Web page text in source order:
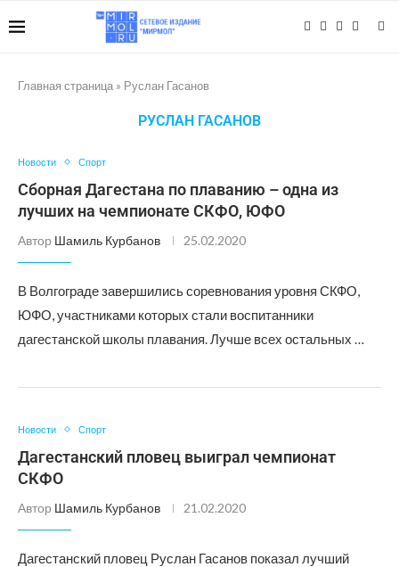
Главная страница » Руслан Гасанов
РУСЛАН ГАСАНОВ
Новости Спорт
Сборная Дагестана по плаванию – одна из
лучших на чемпионате СКФО, ЮФО
Автор Шамиль Курбанов 25.02.2020
В Волгограде завершились соревнования уровня СКФО,
ЮФО, участниками которых стали воспитанники
дагестанской школы плавания. Лучше всех остальных …
Новости Спорт
Дагестанский пловец выиграл чемпионат
СКФО
Автор Шамиль Курбанов 21.02.2020
Дагестанский пловец Руслан Гасанов показал лучший